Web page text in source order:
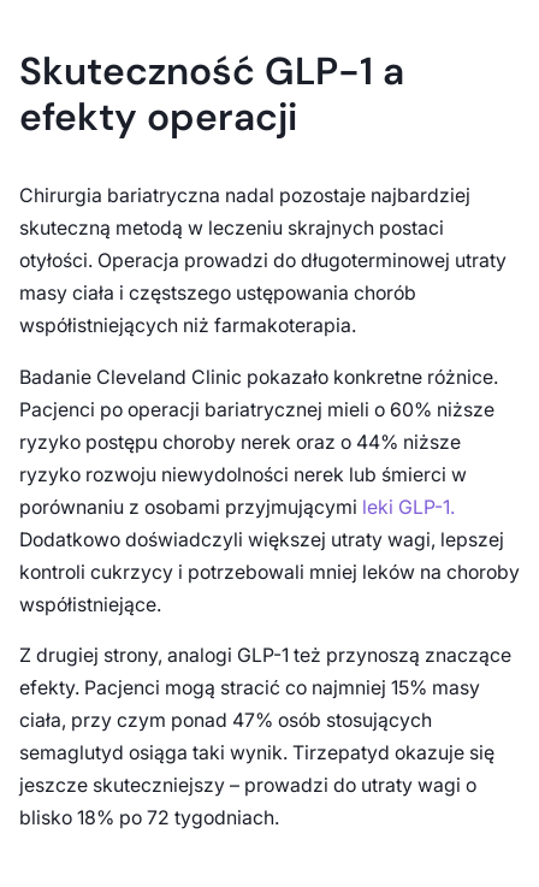
Skuteczność GLP-1 a
efekty operacji
Chirurgia bariatryczna nadal pozostaje najbardziej
skuteczną metodą w leczeniu skrajnych postaci
otyłości. Operacja prowadzi do długoterminowej utraty
masy ciała i częstszego ustępowania chorób
współistniejących niż farmakoterapia.
Badanie Cleveland Clinic pokazało konkretne różnice.
Pacjenci po operacji bariatrycznej mieli o 60% niższe
ryzyko postępu choroby nerek oraz o 44% niższe
ryzyko rozwoju niewydolności nerek lub śmierci w
porównaniu z osobami przyjmującymi leki GLP-1.
Dodatkowo doświadczyli większej utraty wagi, lepszej
kontroli cukrzycy i potrzebowali mniej leków na choroby
współistniejące.
Z drugiej strony, analogi GLP-1 też przynoszą znaczące
efekty. Pacjenci mogą stracić co najmniej 15% masy
ciała, przy czym ponad 47% osób stosujących
semaglutyd osiąga taki wynik. Tirzepatyd okazuje się
jeszcze skuteczniejszy – prowadzi do utraty wagi o
blisko 18% po 72 tygodniach.